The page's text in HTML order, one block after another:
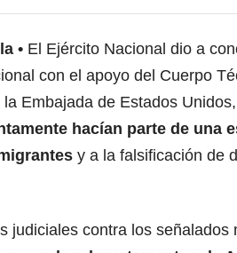
El Ejército Nacional dio a
con el apoyo del Cuerpo
la Embajada de Estados
hacían parte de una
y a la falsificación de
judiciales contra los señalados